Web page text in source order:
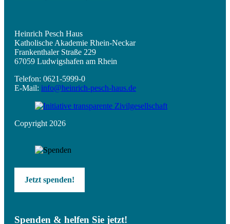
Heinrich Pesch Haus
Katholische Akademie Rhein-Neckar
Frankenthaler Straße 229
67059 Ludwigshafen am Rhein
Telefon: 0621-5999-0
E-Mail: info@heinrich-pesch-haus.de
Copyright 2026
Jetzt spenden!
Spenden & helfen Sie jetzt!